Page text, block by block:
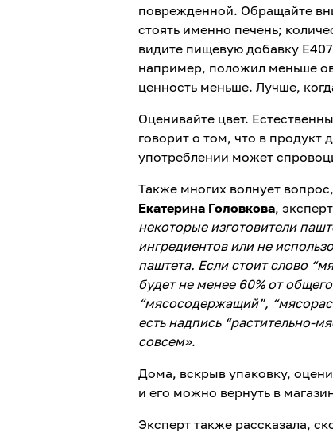
поврежденной. Обращайте
стоять именно печень;
видите пищевую добавку
например, положил меньше
ценность меньше. Лучше,
Оценивайте цвет.
говорит о том, что в продукт
употреблении может
Также многих волнует
Екатерина Головкова,
некоторые изготовители
ингредиентов или не
паштета. Если стоит слово
будет не менее 60% от
“мясосодержащий”,
есть надпись “растительно-
совсем».
Дома, вскрыв упаковку,
и его можно вернуть в
Эксперт также рассказала,